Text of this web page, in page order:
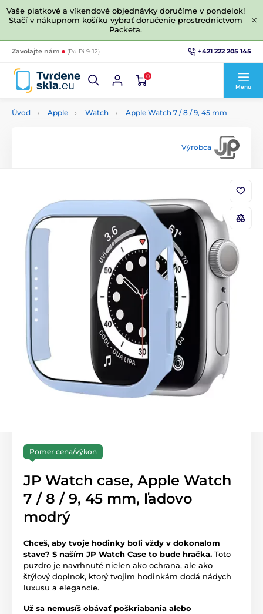
Vaše piatkové a víkendové objednávky doručíme v pondelok!
Stačí v nákupnom košíku vybrať doručenie prostredníctvom
Packeta.
Zavolajte nám (Po-Pi 9-12) +421 222 205 145
0
Menu
Úvod Apple Watch Apple Watch 7 / 8 / 9, 45 mm
Výrobca
Pomer cena/výkon
JP Watch case, Apple Watch
7 / 8 / 9, 45 mm, ľadovo
modrý
Chceš, aby tvoje hodinky boli vždy v dokonalom
stave? S naším JP Watch Case to bude hračka. Toto
puzdro je navrhnuté nielen ako ochrana, ale ako
štýlový doplnok, ktorý tvojim hodinkám dodá nádych
luxusu a elegancie.
Už sa nemusíš obávať poškriabania alebo